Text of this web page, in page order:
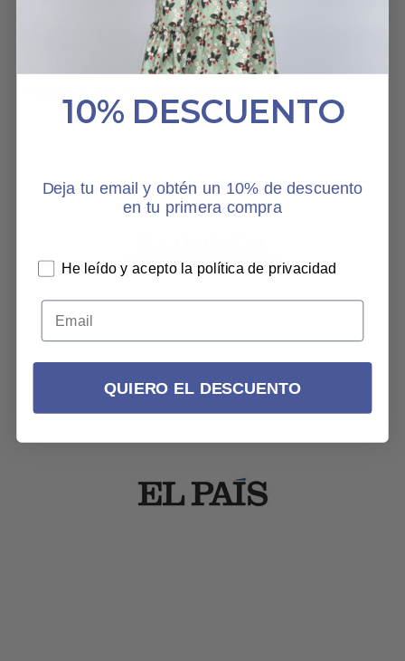
31 AGOSTO, 2024
10% DESCUENTO
Deja tu email y obtén un 10% de descuento
en tu primera compra
He leído y acepto la política de privacidad
QUIERO EL DESCUENTO